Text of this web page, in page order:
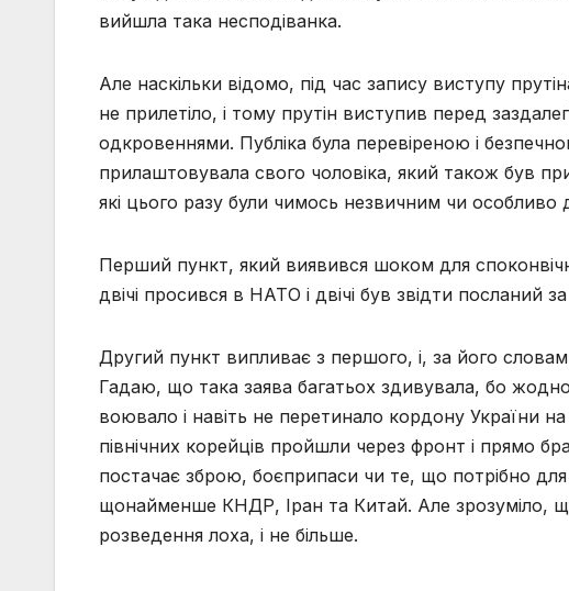
вийшла така несподіванка.
Але наскільки відомо, під час запису виступу
не прилетіло, і тому прутін виступив перед
одкровеннями. Публіка була перевіреною і
прилаштовувала свого чоловіка, який також був
які цього разу були чимось незвичним чи особливо
Перший пункт, який виявився шоком для
двічі просився в НАТО і двічі був звідти посланий
Другий пункт випливає з першого, і, за його
Гадаю, що така заява багатьох здивувала, бо
воювало і навіть не перетинало кордону України
північних корейців пройшли через фронт і прямо
постачає зброю, боєприпаси чи те, що потрібно
щонайменше КНДР, Іран та Китай. Але зрозуміло,
розведення лоха, і не більше.